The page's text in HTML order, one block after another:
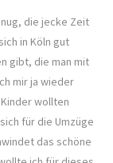
die jecke Zeit
in Köln gut
gibt, die man mit
mir ja wieder
wollten
für die Umzüge
das schöne